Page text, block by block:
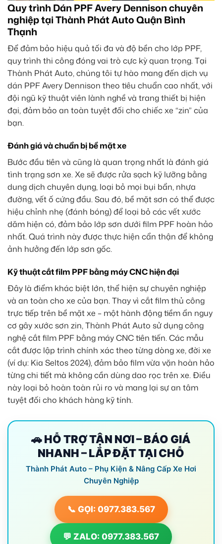
Quy trình Dán PPF Avery Dennison chuyên
nghiệp tại Thành Phát Auto Quận Bình
Thạnh
Để đảm bảo hiệu quả tối đa và độ bền cho lớp PPF,
quy trình thi công đóng vai trò cực kỳ quan trọng. Tại
Thành Phát Auto, chúng tôi tự hào mang đến dịch vụ
dán PPF Avery Dennison theo tiêu chuẩn cao nhất, với
đội ngũ kỹ thuật viên lành nghề và trang thiết bị hiện
đại, đảm bảo an toàn tuyệt đối cho chiếc xe “zin” của
bạn.
Đánh giá và chuẩn bị bề mặt xe
Bước đầu tiên và cũng là quan trọng nhất là đánh giá
tình trạng sơn xe. Xe sẽ được rửa sạch kỹ lưỡng bằng
dung dịch chuyên dụng, loại bỏ mọi bụi bẩn, nhựa
đường, vết ố cứng đầu. Sau đó, bề mặt sơn có thể được
hiệu chỉnh nhẹ (đánh bóng) để loại bỏ các vết xước
dăm hiện có, đảm bảo lớp sơn dưới film PPF hoàn hảo
nhất. Quá trình này được thực hiện cẩn thận để không
ảnh hưởng đến lớp sơn gốc.
Kỹ thuật cắt film PPF bằng máy CNC hiện đại
Đây là điểm khác biệt lớn, thể hiện sự chuyên nghiệp
và an toàn cho xe của bạn. Thay vì cắt film thủ công
trực tiếp trên bề mặt xe – một hành động tiềm ẩn nguy
cơ gây xước sơn zin, Thành Phát Auto sử dụng công
nghệ cắt film PPF bằng máy CNC tiên tiến. Các mẫu
cắt được lập trình chính xác theo từng dòng xe, đời xe
(ví dụ: Kia Seltos 2024), đảm bảo film vừa vặn hoàn hảo
từng chi tiết mà không cần dùng dao rọc trên xe. Điều
này loại bỏ hoàn toàn rủi ro và mang lại sự an tâm
tuyệt đối cho khách hàng kỹ tính.
🚗 HỖ TRỢ TẬN NƠI – BÁO GIÁ
NHANH – LẮP ĐẶT TẠI CHỖ
Thành Phát Auto – Phụ Kiện & Nâng Cấp Xe Hơi
Chuyên Nghiệp
📞 GỌI: 0977.383.567
💬 ZALO: 0977.383.567